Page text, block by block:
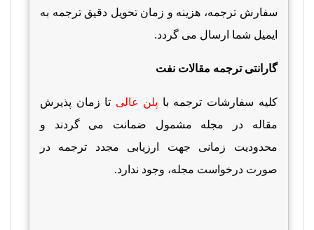
سفارش ترجمه، هزینه و زمان تحویل دقیق ترجمه به
ایمیل شما ارسال می گردد.
گارانتی ترجمه مقالات نفت
کلیه سفارشات ترجمه با پلن عالی تا زمان پذیرش
مقاله در مجله مشمول ضمانت می گردند و
محدودیت زمانی جهت ارزیابی مجدد ترجمه در
صورت درخواست مجله، وجود ندارد.